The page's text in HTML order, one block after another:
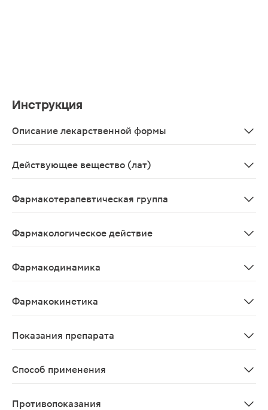
Инструкция
Описание лекарственной формы
Действующее вещество (лат)
Фармакотерапевтическая группа
Фармакологическое действие
Фармакодинамика
Фармакокинетика
Показания препарата
Способ применения
Противопоказания